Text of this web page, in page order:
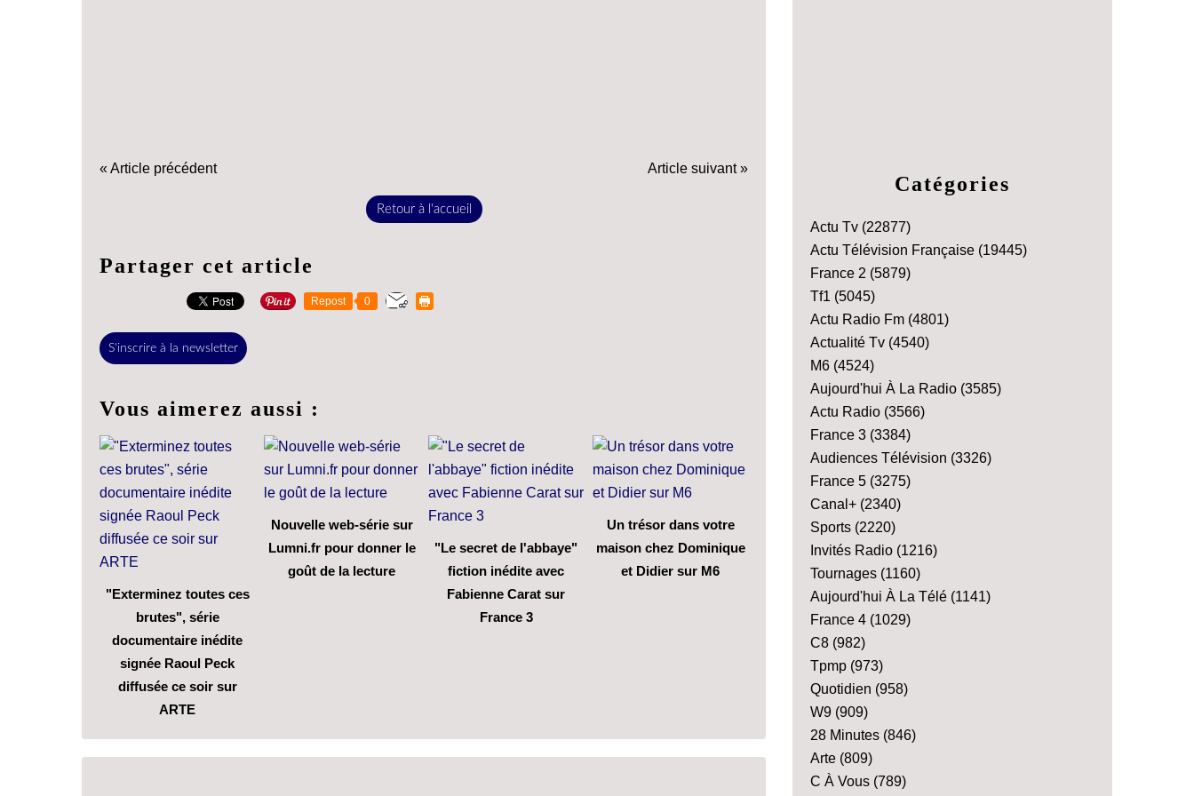
« Article précédent Article suivant »
Retour à l'accueil
Partager cet article
Repost 0
S'inscrire à la newsletter
Vous aimerez aussi :
"Exterminez toutes ces
brutes", série
documentaire inédite
signée Raoul Peck
diffusée ce soir sur
ARTE
Nouvelle web-série sur
Lumni.fr pour donner le
goût de la lecture
"Le secret de l'abbaye"
fiction inédite avec
Fabienne Carat sur
France 3
Un trésor dans votre
maison chez Dominique
et Didier sur M6
Catégories
Actu Tv (22877)
Actu Télévision Française (19445)
France 2 (5879)
Tf1 (5045)
Actu Radio Fm (4801)
Actualité Tv (4540)
M6 (4524)
Aujourd'hui À La Radio (3585)
Actu Radio (3566)
France 3 (3384)
Audiences Télévision (3326)
France 5 (3275)
Canal+ (2340)
Sports (2220)
Invités Radio (1216)
Tournages (1160)
Aujourd'hui À La Télé (1141)
France 4 (1029)
C8 (982)
Tpmp (973)
Quotidien (958)
W9 (909)
28 Minutes (846)
Arte (809)
C À Vous (789)